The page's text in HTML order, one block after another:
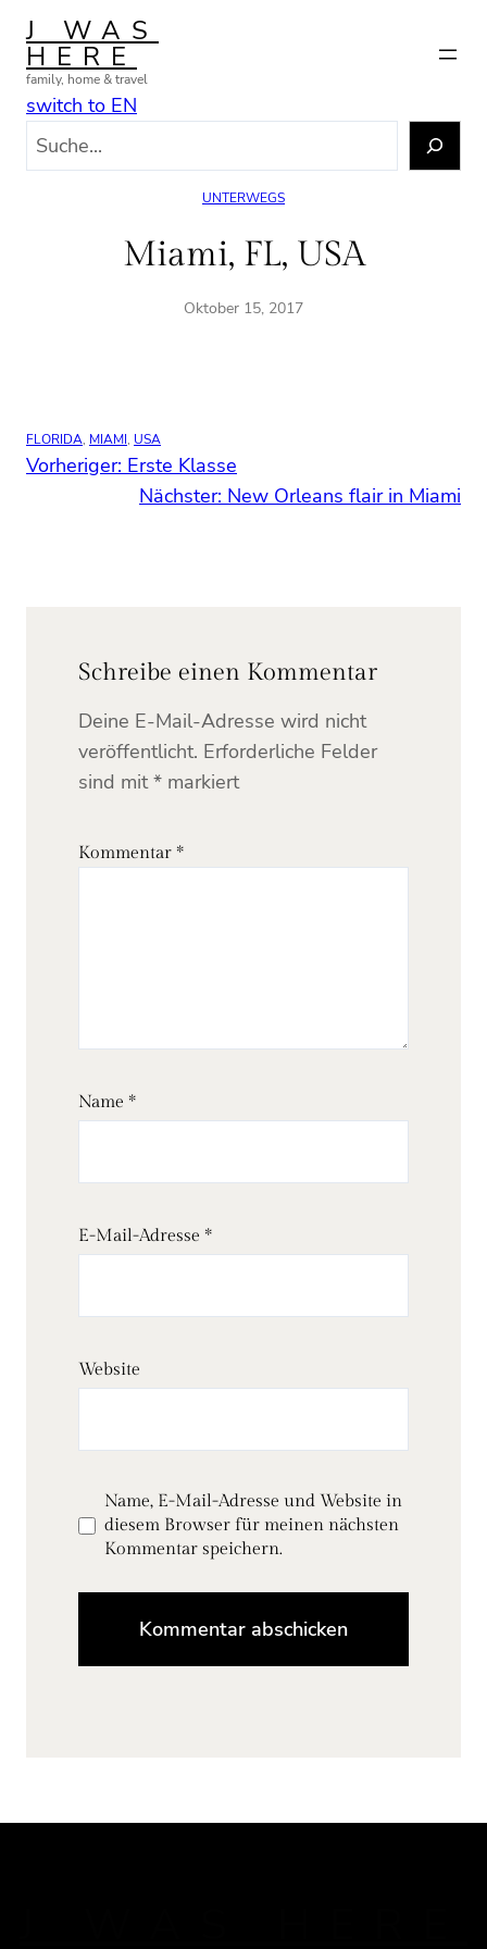
Zum
Inhalt
springen
J WAS
HERE
family, home & travel
switch to EN
UNTERWEGS
Miami, FL, USA
Oktober 15, 2017
FLORIDA, MIAMI, USA
Vorheriger: Erste Klasse
Nächster: New Orleans flair in Miami
Schreibe einen Kommentar
Deine E-Mail-Adresse wird nicht
veröffentlicht. Erforderliche Felder
sind mit* markiert
Kommentar *
Name *
E-Mail-Adresse *
Website
Name, E-Mail-Adresse und Website in
diesem Browser für meinen nächsten
Kommentar speichern.